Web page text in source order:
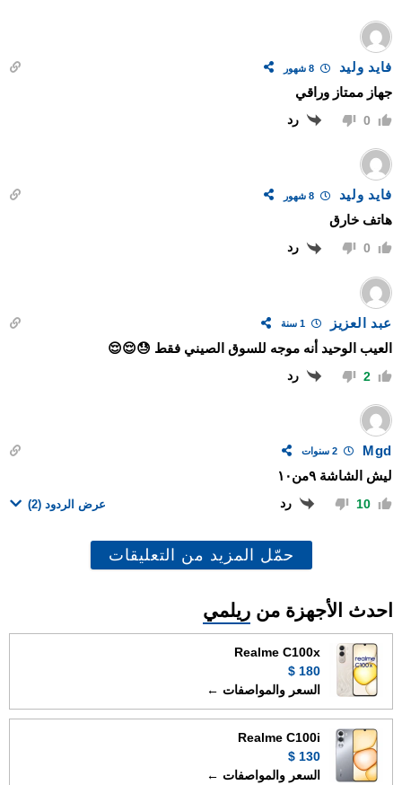
فايد وليد 8 شهور
جهاز ممتاز وراقي
0 رد
فايد وليد 8 شهور
هاتف خارق
0 رد
عبد العزيز
العيب الوحيد أنه موجه للسوق الصيني فقط 😓😌😌
2 رد
Mgd 2 سنوات
ليش الشاشة ٩من١٠
10 رد عرض الردود (2)
حمّل المزيد من التعليقات
احدث الأجهزة من ريلمي
Realme C100x
180 $
السعر والمواصفات ←
Realme C100i
130 $
السعر والمواصفات ←